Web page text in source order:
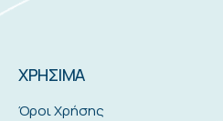
ΧΡΗΣΙΜΑ
Όροι Χρήσης